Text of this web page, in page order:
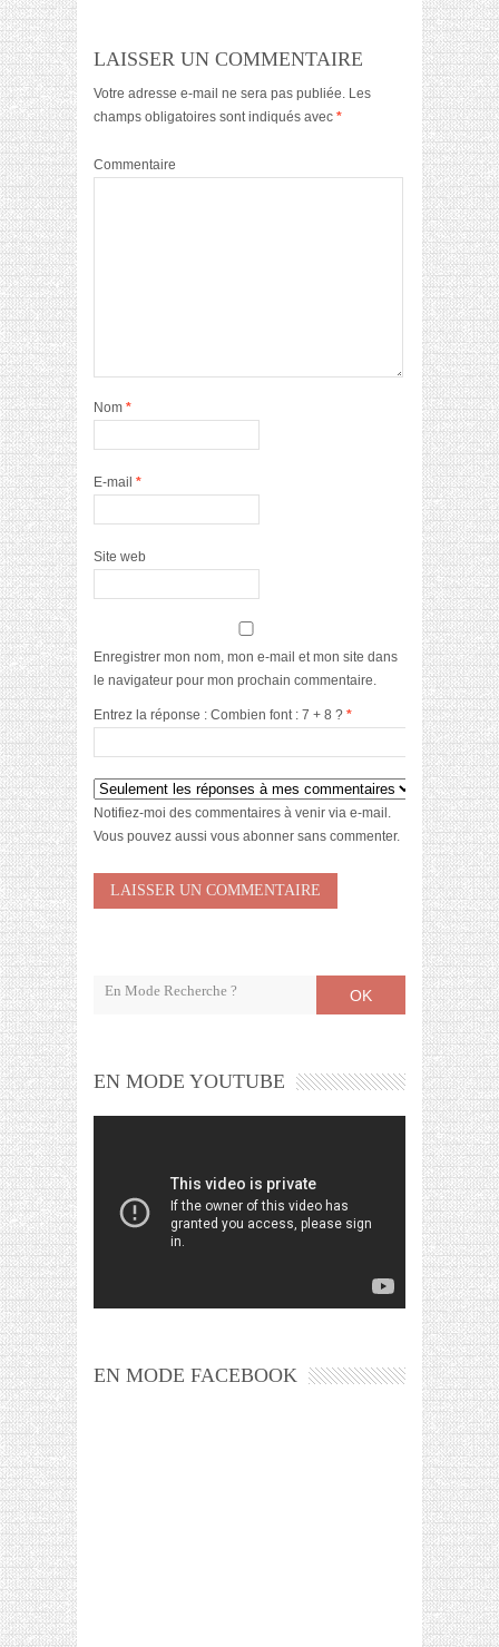
LAISSER UN COMMENTAIRE
Votre adresse e-mail ne sera pas publiée. Les
champs obligatoires sont indiqués avec *
Commentaire
Nom *
E-mail *
Site web
Enregistrer mon nom, mon e-mail et mon site dans
le navigateur pour mon prochain commentaire.
Entrez la réponse : Combien font : 7 + 8 ? *
Notifiez-moi des commentaires à venir via e-mail.
Vous pouvez aussi vous abonner sans commenter.
OK
EN MODE YOUTUBE
EN MODE FACEBOOK